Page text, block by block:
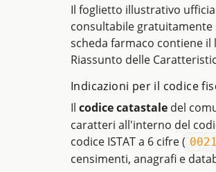
Il foglietto illustrativo
consultabile gratuitamente
scheda farmaco contiene
Riassunto delle
Indicazioni per il codice
Il codice catastale del
caratteri all'interno del
codice ISTAT a 6 cifre (
censimenti, anagrafi e